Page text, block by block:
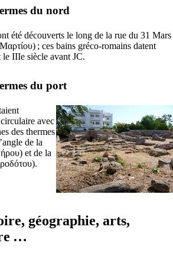
du nord
été découverts le long de la rue du 31 Mars
) ; ces bains gréco-romains datent
le IIIe siècle avant JC.
du port
avec
des thermes
de la
) et de la
).
géographie, arts,
…